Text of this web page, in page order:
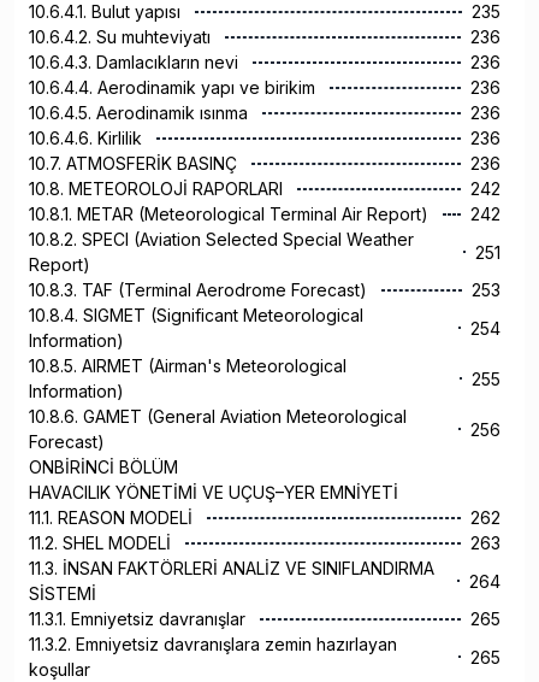
10.6.4.1. Bulut yapısı
235
10.6.4.2. Su muhteviyatı
236
10.6.4.3. Damlacıkların nevi
236
10.6.4.4. Aerodinamik yapı ve birikim
236
10.6.4.5. Aerodinamik ısınma
236
10.6.4.6. Kirlilik
236
10.7. ATMOSFERİK BASINÇ
236
10.8. METEOROLOJİ RAPORLARI
242
10.8.1. METAR (Meteorological Terminal Air Report)
242
10.8.2. SPECI (Aviation Selected Special Weather
Report)
251
10.8.3. TAF (Terminal Aerodrome Forecast)
253
10.8.4. SIGMET (Significant Meteorological
Information)
254
10.8.5. AIRMET (Airman's Meteorological
Information)
255
10.8.6. GAMET (General Aviation Meteorological
Forecast)
256
ONBİRİNCİ BÖLÜM
HAVACILIK YÖNETİMİ VE UÇUŞ–YER EMNİYETİ
11.1. REASON MODELİ
262
11.2. SHEL MODELİ
263
11.3. İNSAN FAKTÖRLERİ ANALİZ VE SINIFLANDIRMA
SİSTEMİ
264
11.3.1. Emniyetsiz davranışlar
265
11.3.2. Emniyetsiz davranışlara zemin hazırlayan
koşullar
265